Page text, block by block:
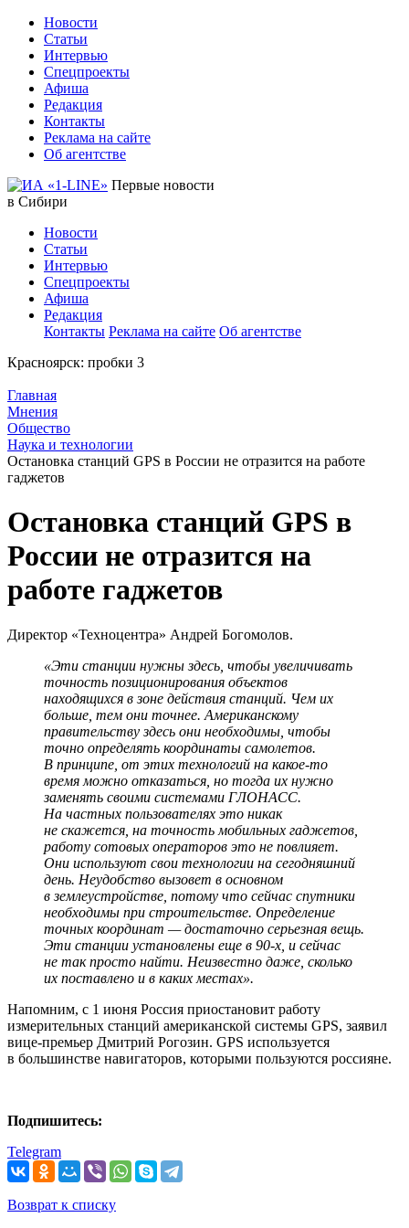
Новости
Статьи
Интервью
Спецпроекты
Афиша
Редакция
Контакты
Реклама на сайте
Об агентстве
Первые новости
в Сибири
Новости
Статьи
Интервью
Спецпроекты
Афиша
Редакция
Контакты Реклама на сайте Об агентстве
Красноярск: пробки 3
Главная
Мнения
Общество
Наука и технологии
Остановка станций GPS в России не отразится на работе
гаджетов
Остановка станций GPS в
России не отразится на
работе гаджетов
Директор «Техноцентра» Андрей Богомолов.
«Эти станции нужны здесь, чтобы увеличивать
точность позиционирования объектов
находящихся в зоне действия станций. Чем их
больше, тем они точнее. Американскому
правительству здесь они необходимы, чтобы
точно определять координаты самолетов.
В принципе, от этих технологий на какое-то
время можно отказаться, но тогда их нужно
заменять своими системами ГЛОНАСС.
На частных пользователях это никак
не скажется, на точность мобильных гаджетов,
работу сотовых операторов это не повлияет.
Они используют свои технологии на сегодняшний
день. Неудобство вызовет в основном
в землеустройстве, потому что сейчас спутники
необходимы при строительстве. Определение
точных координат —достаточно серьезная вещь.
Эти станции установлены еще в 90-х, и сейчас
не так просто найти. Неизвестно даже, сколько
их поставлено и в каких местах».
Напомним, с 1 июня Россия приостановит работу
измерительных станций американской системы GPS, заявил
вице-премьер Дмитрий Рогозин. GPS используется
в большинстве навигаторов, которыми пользуются россияне.
Подпишитесь:
Telegram
Возврат к списку